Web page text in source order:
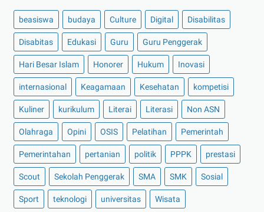
beasiswa budaya Culture Digital Disabilitas
Disabitas Edukasi Guru Guru Penggerak
Hari Besar Islam Honorer Hukum Inovasi
internasional Keagamaan Kesehatan kompetisi
Kuliner kurikulum Literai Literasi Non ASN
Olahraga Opini OSIS Pelatihan Pemerintah
Pemerintahan pertanian politik PPPK prestasi
Scout Sekolah Penggerak SMA SMK Sosial
Sport teknologi universitas Wisata